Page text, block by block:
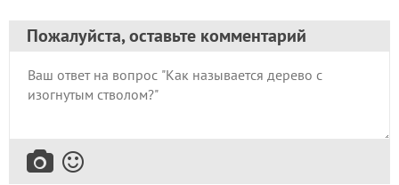
Пожалуйста, оставьте комментарий